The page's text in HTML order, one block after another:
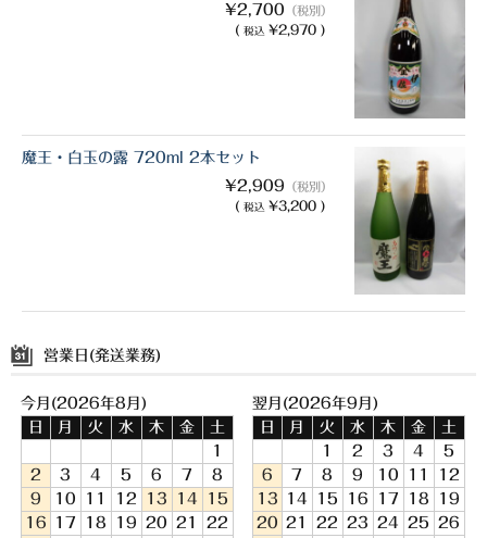
¥2,700 （税別）
( 税込 ¥2,970 )
魔王・白玉の露 720ml 2本セット
¥2,909 （税別）
( 税込 ¥3,200 )
営業日(発送業務)
今月(2026年8月)
日
月 火 水 木 金
土
1
2
3 4 5 6 7
8
9
10 11 12 13 14
15
16
17 18 19 20 21
22
翌月(2026年9月)
日
月 火 水 木 金
土
1
2 3 4
5
6
7 8 9 10 11
12
13
14 15 16 17 18
19
20 21 22 23 24 25
26